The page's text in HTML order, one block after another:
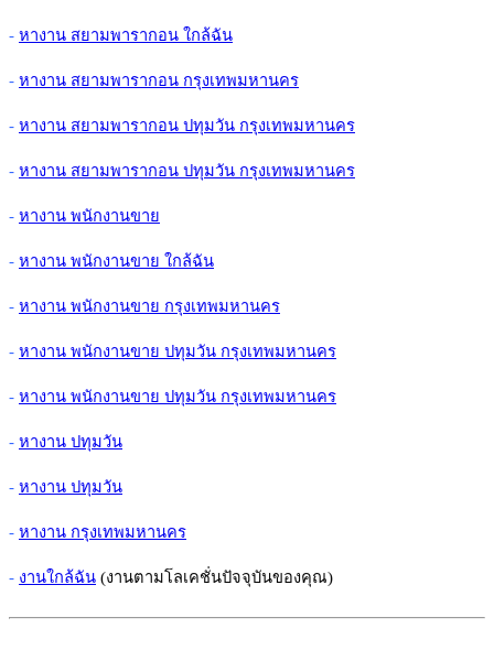
- หางาน สยามพารากอน ใกล้ฉัน
- หางาน สยามพารากอน กรุงเทพมหานคร
- หางาน สยามพารากอน ปทุมวัน กรุงเทพมหานคร
- หางาน สยามพารากอน ปทุมวัน กรุงเทพมหานคร
- หางาน พนักงานขาย
- หางาน พนักงานขาย ใกล้ฉัน
- หางาน พนักงานขาย กรุงเทพมหานคร
- หางาน พนักงานขาย ปทุมวัน กรุงเทพมหานคร
- หางาน พนักงานขาย ปทุมวัน กรุงเทพมหานคร
- หางาน ปทุมวัน
- หางาน ปทุมวัน
- หางาน กรุงเทพมหานคร
- งานใกล้ฉัน (งานตามโลเคชั่นปัจจุบันของคุณ)